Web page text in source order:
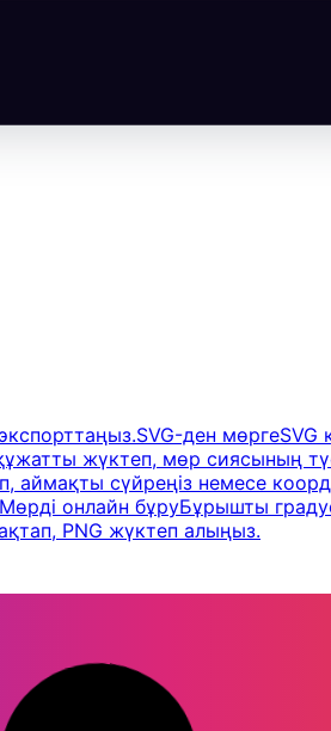
SVG-ден мөргеSVG
жүктеп, мөр сиясының
сүйреңіз немесе
Мөрді онлайн бұруБұрышты
PNG жүктеп алыңыз.